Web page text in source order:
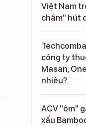
Việt Nam
châm" hút
công ty
Masan,
nhiêu?
ACV "ôm"
xấu